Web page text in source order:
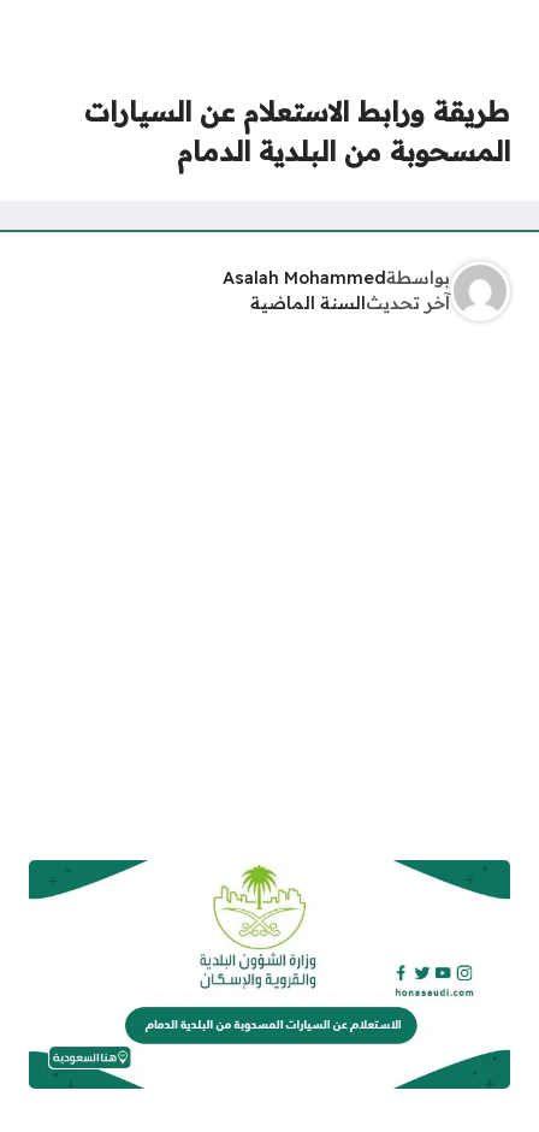
طريقة ورابط الاستعلام عن السيارات
المسحوبة من البلدية الدمام
بواسطةAsalah Mohammed
آخر تحديثالسنة الماضية